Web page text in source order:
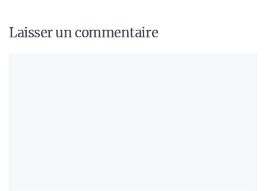
Laisser un commentaire